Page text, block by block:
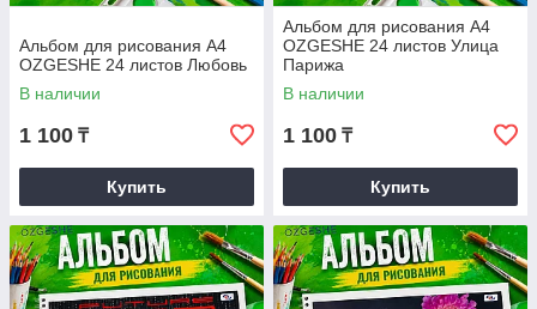
Альбом для рисования А4
OZGESHE 24 листов Любовь
В наличии
1 100 ₸
Купить
Альбом для рисования А4
OZGESHE 24 листов Улица
Парижа
В наличии
1 100 ₸
Купить